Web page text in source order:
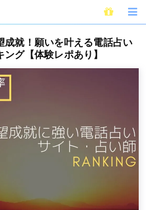
占いで願望成就！願いを叶える電話占い師口コミラ
成就！願いを叶える電話占い
グ【体験レポあり】